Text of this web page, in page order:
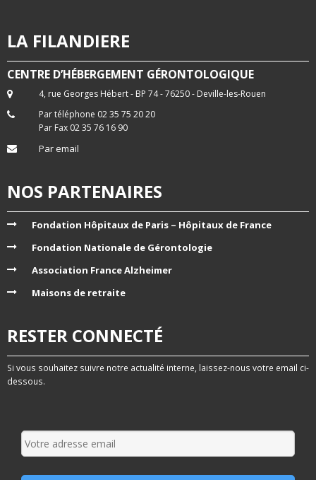
LA FILANDIERE
CENTRE D’HÉBERGEMENT GÉRONTOLOGIQUE
4, rue Georges Hébert - BP 74 - 76250 - Deville-les-Rouen
Par téléphone 02 35 75 20 20
Par Fax 02 35 76 16 90
Par email
NOS PARTENAIRES
Fondation Hôpitaux de Paris – Hôpitaux de France
Fondation Nationale de Gérontologie
Association France Alzheimer
Maisons de retraite
RESTER CONNECTÉ
Si vous souhaitez suivre notre actualité interne, laissez-nous votre email ci-
dessous.